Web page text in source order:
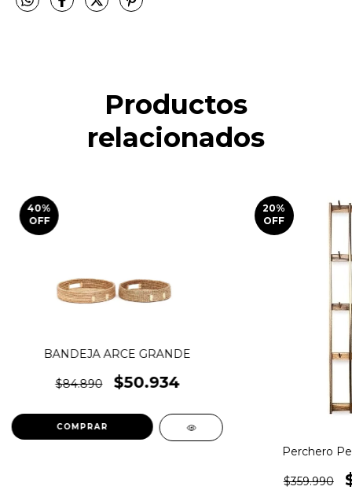
Productos
relacionados
40%
OFF
BANDEJA ARCE GRANDE
$84.890 $50.934
20%
OFF
Perchero
$359.990